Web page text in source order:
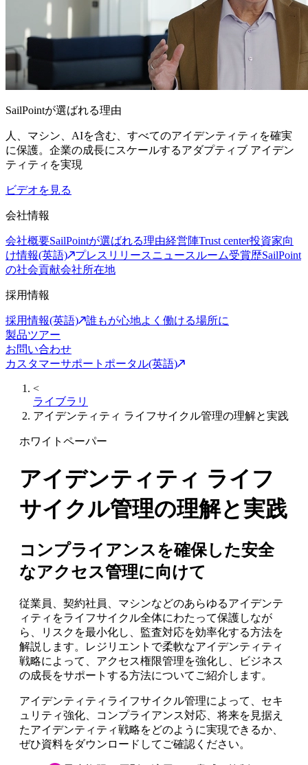
SailPointが選ばれる理由
人、マシン、AIを含む、すべてのアイデンティティを確実
に保護。企業の成長にスケールするアダプティブ アイデン
ティティを実現
ビデオを見る
会社情報
会社概要SailPointが選ばれる理由経営陣Trust center投資家向
け情報(英語)
プレスリリースニュースルーム受賞歴SailPoint
の社会貢献会社所在地
採用情報
採用情報(英語)
誰もが心地よく働ける場所に
製品ツアー
お問い合わせ
カスタマーサポートポータル(英語)
<
ライブラリ
アイデンティティ ライフサイクル管理の理解と実践
ホワイトペーパー
アイデンティティ ライフ
サイクル管理の理解と実践
コンプライアンスを確保した安全
なアクセス管理に向けて
従業員、契約社員、マシンなどのあらゆるアイデンテ
ィティをライフサイクル全体にわたって保護しなが
ら、リスクを最小化し、監査対応を効率化する方法を
解説します。レジリエントで柔軟なアイデンティティ
戦略によって、アクセス権限管理を強化し、ビジネス
の成長をサポートする方法についてご紹介します。
アイデンティティライフサイクル管理によって、セキ
ュリティ強化、コンプライアンス対応、将来を見据え
たアイデンティティ戦略をどのように実現できるか、
ぜひ資料をダウンロードしてご確認ください。